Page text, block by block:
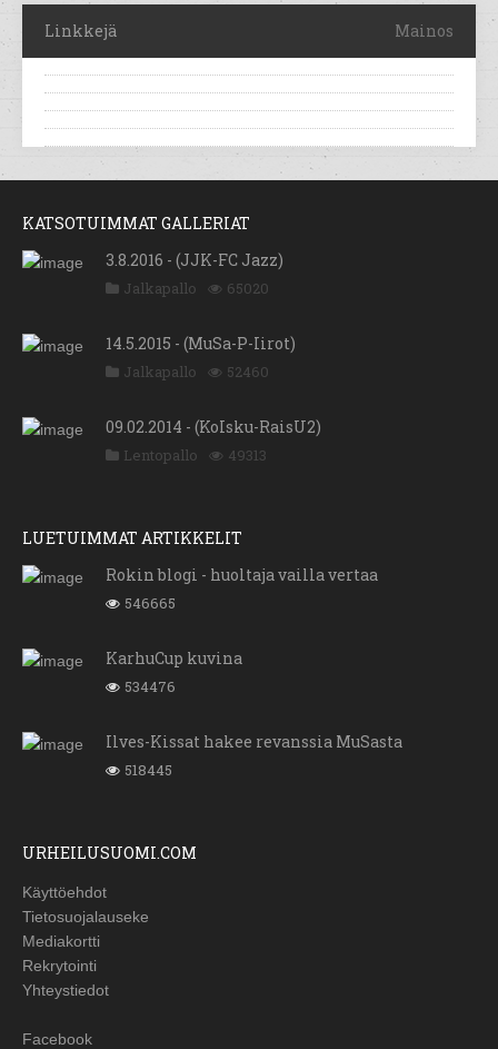
Linkkejä Mainos
KATSOTUIMMAT GALLERIAT
3.8.2016 - (JJK-FC Jazz)
Jalkapallo 65020
14.5.2015 - (MuSa-P-Iirot)
Jalkapallo 52460
09.02.2014 - (KoIsku-RaisU2)
Lentopallo 49313
LUETUIMMAT ARTIKKELIT
Rokin blogi - huoltaja vailla vertaa
546665
KarhuCup kuvina
534476
Ilves-Kissat hakee revanssia MuSasta
518445
URHEILUSUOMI.COM
Käyttöehdot
Tietosuojalauseke
Mediakortti
Rekrytointi
Yhteystiedot
Facebook